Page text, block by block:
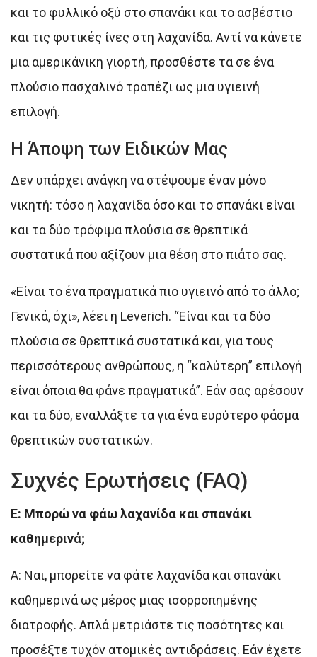
και το φυλλικό οξύ στο σπανάκι και το ασβέστιο
και τις φυτικές ίνες στη λαχανίδα. Αντί να κάνετε
μια αμερικάνικη γιορτή, προσθέστε τα σε ένα
πλούσιο πασχαλινό τραπέζι ως μια υγιεινή
επιλογή.
Η Άποψη των Ειδικών Μας
Δεν υπάρχει ανάγκη να στέψουμε έναν μόνο
νικητή: τόσο η λαχανίδα όσο και το σπανάκι είναι
και τα δύο τρόφιμα πλούσια σε θρεπτικά
συστατικά που αξίζουν μια θέση στο πιάτο σας.
«Είναι το ένα πραγματικά πιο υγιεινό από το άλλο;
Γενικά, όχι», λέει η Leverich. “Είναι και τα δύο
πλούσια σε θρεπτικά συστατικά και, για τους
περισσότερους ανθρώπους, η “καλύτερη” επιλογή
είναι όποια θα φάνε πραγματικά”. Εάν σας αρέσουν
και τα δύο, εναλλάξτε τα για ένα ευρύτερο φάσμα
θρεπτικών συστατικών.
Συχνές Ερωτήσεις (FAQ)
Ε: Μπορώ να φάω λαχανίδα και σπανάκι
καθημερινά;
Α: Ναι, μπορείτε να φάτε λαχανίδα και σπανάκι
καθημερινά ως μέρος μιας ισορροπημένης
διατροφής. Απλά μετριάστε τις ποσότητες και
προσέξτε τυχόν ατομικές αντιδράσεις. Εάν έχετε